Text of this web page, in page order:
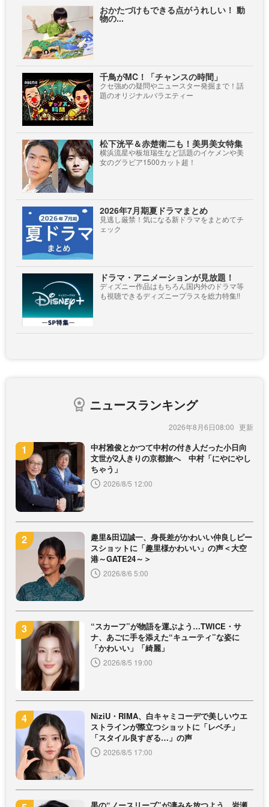
おかたづけもできる点がうれしい！ 動
物の...
千鳥がMC！「チャンスの時間」
クセ強めの疑問やニュースター発掘まで！話
題のオリジナルバラエティー
松下洸平＆赤楚衛二も！美男美女特集
横浜流星や板垣瑞生など話題のイケメンや美
女のグラビア1500カット超！
2026年7月期夏ドラマまとめ
見逃し厳禁！気になる新ドラマをまとめてチ
ェック
ドラマ・アニメーションが見放題！
ディズニー作品はもちろん国内外のドラマ等
も視聴できるディズニープラスを総力特集!!
ニュースランキング
2026年8月6日08:00
中村雅俊とかつて中村の付き人だった小日向
文世が2人きりの京都旅へ 中村「にやにやし
ちゃう」
2026/8/5 12:00
趣里&田辺誠一、身長差がかわいい仲良しピー
スショットに「趣里様かわいい」の声＜大空
港～GATE24～＞
2026/8/6 5:00
“スカーフ”が物語を運ぶよう…TWICE・サ
ナ、あごに手を添えた“キューティ”な姿に
「かわいい」「綺麗」
2026/8/5 19:00
NiziU・RIMA、白キャミコーデで美しいウエ
ストラインが際立つショットに「レベチ」
「スタイル良すぎる…」の声
2026/8/5 17:00